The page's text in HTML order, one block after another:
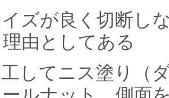
ズが良く切断し
由としてある
してニス塗り（